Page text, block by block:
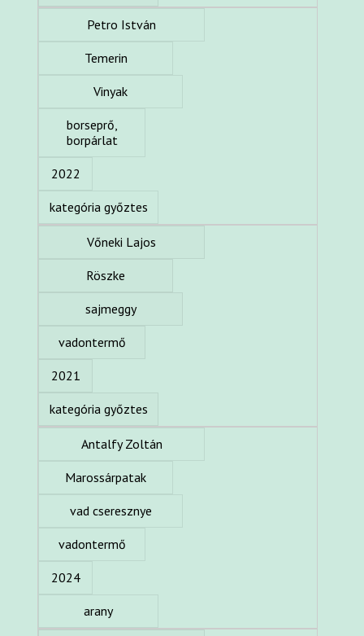
Petro István
Temerin
Vinyak
borseprő,
borpárlat
2022
kategória győztes
Vőneki Lajos
Röszke
sajmeggy
vadontermő
2021
kategória győztes
Antalfy Zoltán
Marossárpatak
vad cseresznye
vadontermő
2024
arany